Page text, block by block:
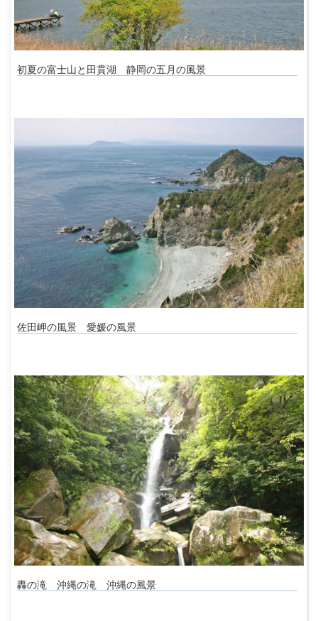
初夏の富士山と田貫湖 静岡の五月の風景
佐田岬の風景 愛媛の風景
轟の滝 沖縄の滝 沖縄の風景